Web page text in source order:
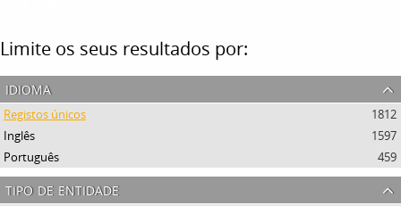
Limite os seus resultados por:
idioma
Registos únicos
1812
Inglês
1597
Português
459
tipo de entidade